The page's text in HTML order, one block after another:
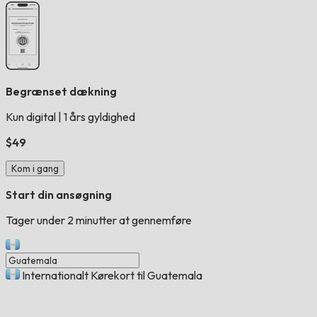
Begrænset dækning
Kun digital 1 års gyldighed
$49
Kom i gang
Start din ansøgning
Tager under 2 minutter at gennemføre
Internationalt Kørekort til Guatemala